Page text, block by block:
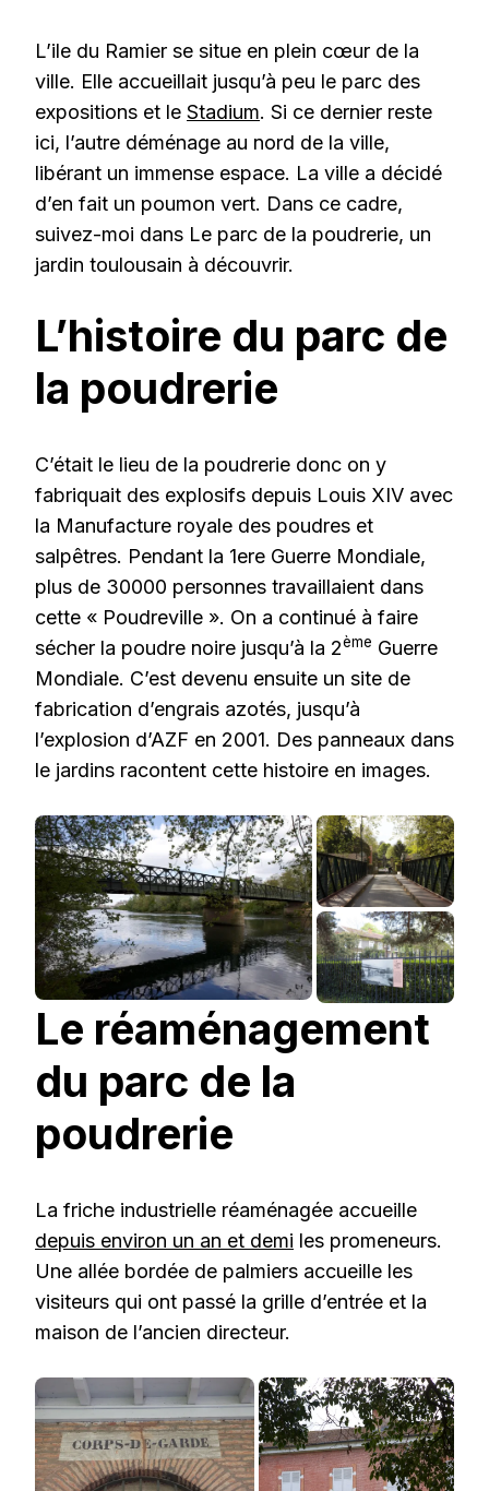
L’ile du Ramier se situe en plein cœur de la
ville. Elle accueillait jusqu’à peu le parc des
expositions et le Stadium. Si ce dernier reste
ici, l’autre déménage au nord de la ville,
libérant un immense espace. La ville a décidé
d’en fait un poumon vert. Dans ce cadre,
suivez-moi dans Le parc de la poudrerie, un
jardin toulousain à découvrir.
L’histoire du parc de
la poudrerie
C’était le lieu de la poudrerie donc on y
fabriquait des explosifs depuis Louis XIV avec
la Manufacture royale des poudres et
salpêtres. Pendant la 1ere Guerre Mondiale,
plus de 30000 personnes travaillaient dans
cette « Poudreville ». On a continué à faire
sécher la poudre noire jusqu’à la 2ème Guerre
Mondiale. C’est devenu ensuite un site de
fabrication d’engrais azotés, jusqu’à
l’explosion d’AZF en 2001. Des panneaux dans
le jardins racontent cette histoire en images.
Le réaménagement
du parc de la
poudrerie
La friche industrielle réaménagée accueille
depuis environ un an et demi les promeneurs.
Une allée bordée de palmiers accueille les
visiteurs qui ont passé la grille d’entrée et la
maison de l’ancien directeur.